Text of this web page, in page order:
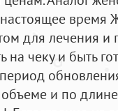
время
для лечения и
на чеку и быть
и по